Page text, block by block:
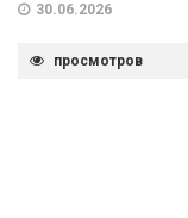
30.06.2026
просмотров